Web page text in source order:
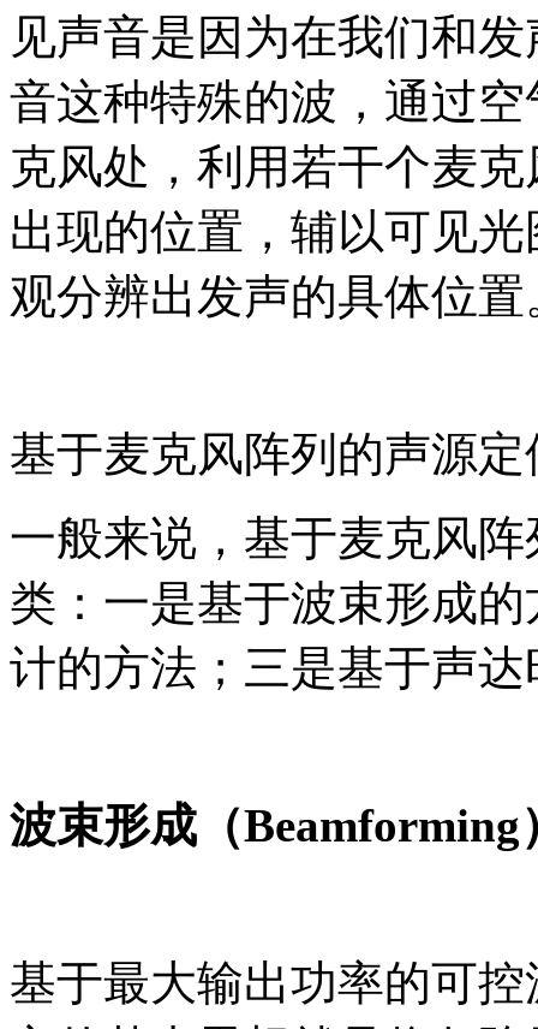
见声音是因为在我们和
音这种特殊的波，通过
克风处，利用若干个麦
出现的位置，辅以可见
观分辨出发声的具体位
基于麦克风阵列的声源
一般来说，基于麦克风
类：一是基于波束形成
计的方法；三是基于声
波束形成（Beamforming
基于最大输出功率的可